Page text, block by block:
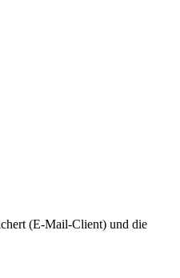
(E-Mail-Client) und die